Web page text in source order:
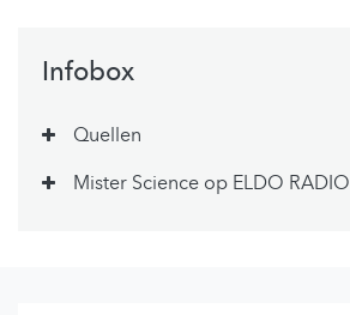
Infobox
Quellen
Mister Science op ELDO RADIO